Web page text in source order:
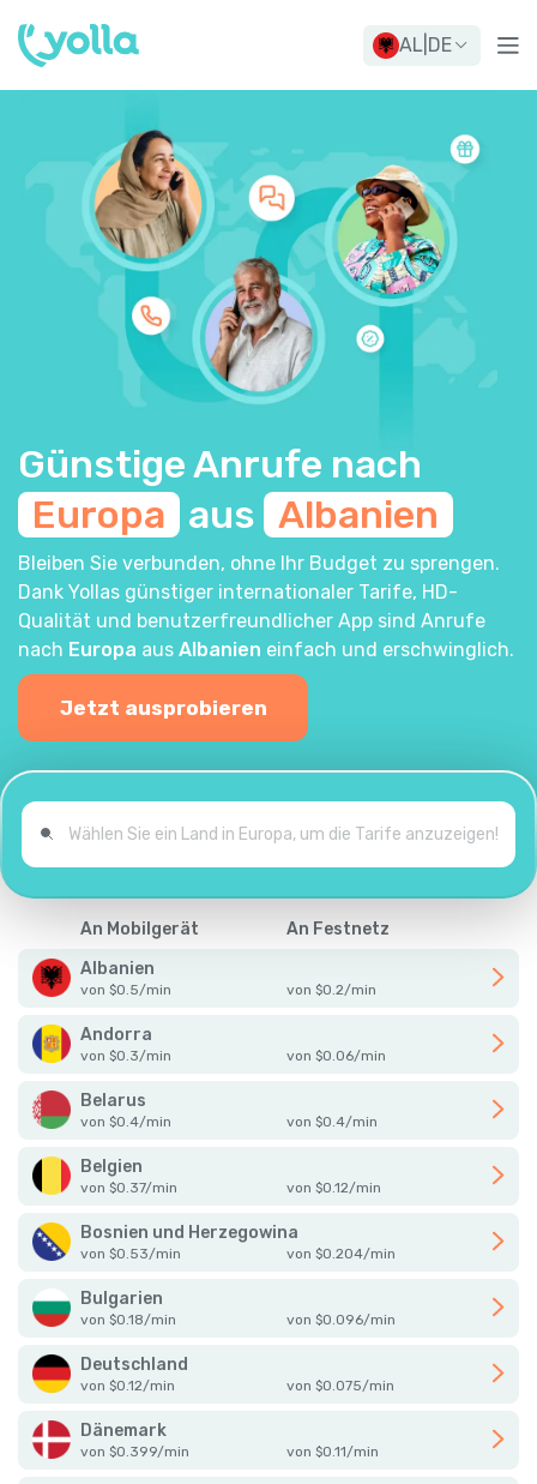
AL DE
Günstige Anrufe nach
Europa aus Albanien
Bleiben Sie verbunden, ohne Ihr Budget zu sprengen.
Dank Yollas günstiger internationaler Tarife, HD-
Qualität und benutzerfreundlicher App sind Anrufe
nach Europa aus Albanien einfach und erschwinglich.
Jetzt ausprobieren
An Mobilgerät
An Festnetz
Albanien
von $0.5/min von $0.2/min
Andorra
von $0.3/min von $0.06/min
Belarus
von $0.4/min von $0.4/min
Belgien
von $0.37/min von $0.12/min
Bosnien und Herzegowina
von $0.53/min von $0.204/min
Bulgarien
von $0.18/min von $0.096/min
Deutschland
von $0.12/min von $0.075/min
Dänemark
von $0.399/min von $0.11/min